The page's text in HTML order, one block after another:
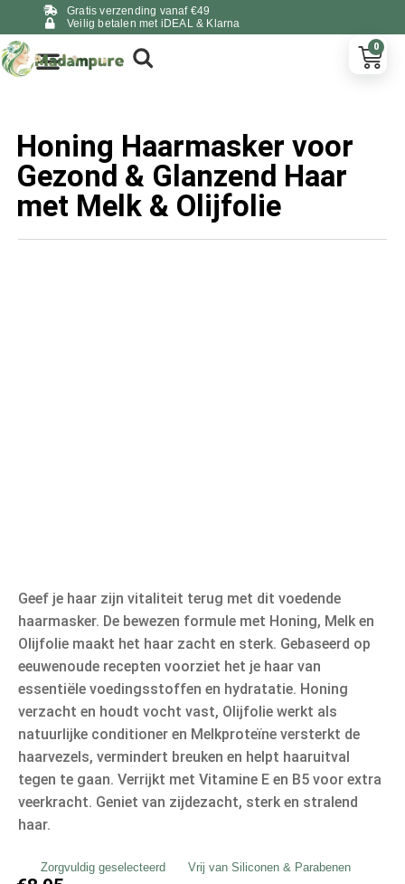
Gratis verzending vanaf €49
Veilig betalen met iDEAL & Klarna
0
Honing Haarmasker voor
Gezond & Glanzend Haar
met Melk & Olijfolie
Geef je haar zijn vitaliteit terug met dit voedende
haarmasker. De bewezen formule met Honing, Melk en
Olijfolie maakt het haar zacht en sterk. Gebaseerd op
eeuwenoude recepten voorziet het je haar van
essentiële voedingsstoffen en hydratatie. Honing
verzacht en houdt vocht vast, Olijfolie werkt als
natuurlijke conditioner en Melkproteïne versterkt de
haarvezels, vermindert breuken en helpt haaruitval
tegen te gaan. Verrijkt met Vitamine E en B5 voor extra
veerkracht. Geniet van zijdezacht, sterk en stralend
haar.
Zorgvuldig geselecteerd Vrij van Siliconen & Parabenen